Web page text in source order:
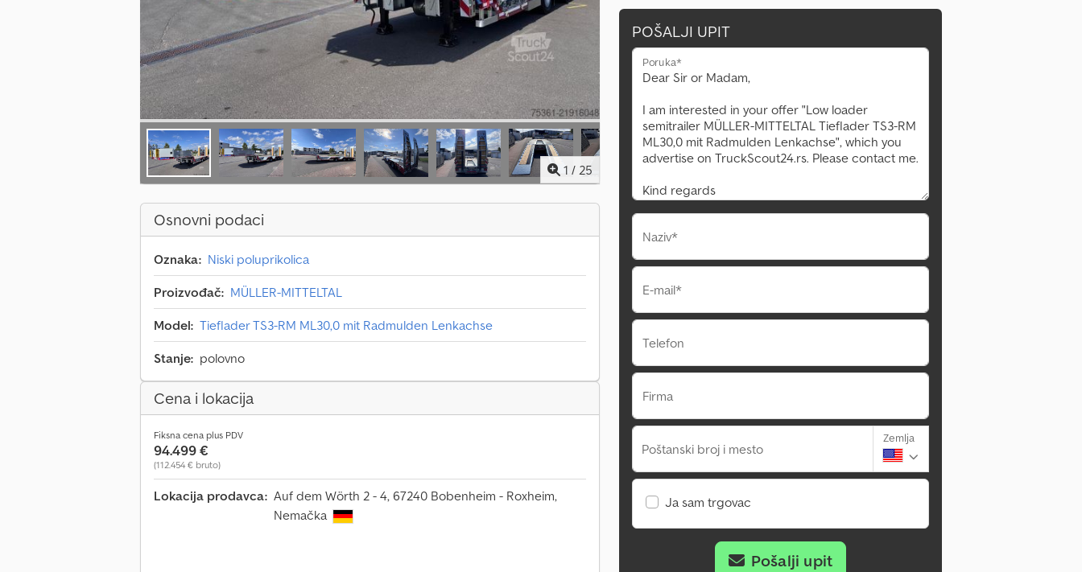
1 / 25
Osnovni podaci
Oznaka: Niski poluprikolica
Proizvođač: MÜLLER-MITTELTAL
Model: Tieflader TS3-RM ML30,0 mit Radmulden Lenkachse
Stanje: polovno
Cena i lokacija
Fiksna cena plus PDV
94.499 €
(112.454 € bruto)
Lokacija prodavca: Auf dem Wörth 2 - 4, 67240 Bobenheim - Roxheim,
Nemačka
POŠALJI UPIT
Poruka*
Naziv*
E-mail*
Telefon
Firma
Poštanski broj i mesto
Zemlja
Ja sam trgovac
Pošalji upit